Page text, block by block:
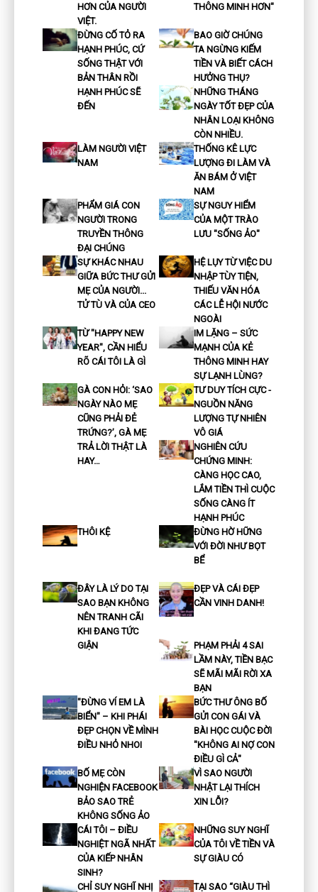
HƠN CỦA NGƯỜI
VIỆT.
THÔNG MINH HƠN"
ĐỪNG CỐ TỎ RA
HẠNH PHÚC, CỨ
SỐNG THẬT VỚI
BẢN THÂN RỒI
HẠNH PHÚC SẼ
ĐẾN
BAO GIỜ CHÚNG
TA NGỪNG KIẾM
TIỀN VÀ BIẾT CÁCH
HƯỞNG THỤ?
NHỮNG THÁNG
NGÀY TỐT ĐẸP CỦA
NHÂN LOẠI KHÔNG
CÒN NHIỀU.
LÀM NGƯỜI VIỆT
NAM
THỐNG KÊ LỰC
LƯỢNG ĐI LÀM VÀ
ĂN BÁM Ở VIỆT
NAM
PHẨM GIÁ CON
NGƯỜI TRONG
TRUYỀN THÔNG
ĐẠI CHÚNG
SỰ NGUY HIỂM
CỦA MỘT TRÀO
LƯU "SỐNG ẢO"
SỰ KHÁC NHAU
GIỮA BỨC THƯ GỬI
MẸ CỦA NGƯỜI...
TỬ TÙ VÀ CỦA CEO
HỆ LỤY TỪ VIỆC DU
NHẬP TÙY TIỆN,
THIẾU VĂN HÓA
CÁC LỄ HỘI NƯỚC
NGOÀI
TỪ "HAPPY NEW
YEAR", CẦN HIỂU
RÕ CÁI TÔI LÀ GÌ
IM LẶNG – SỨC
MẠNH CỦA KẺ
THÔNG MINH HAY
SỰ LẠNH LÙNG?
GÀ CON HỎI: ‘SAO
NGÀY NÀO MẸ
CŨNG PHẢI ĐẺ
TRỨNG?’, GÀ MẸ
TRẢ LỜI THẬT LÀ
HAY…
TƯ DUY TÍCH CỰC -
NGUỒN NĂNG
LƯỢNG TỰ NHIÊN
VÔ GIÁ
NGHIÊN CỨU
CHỨNG MINH:
CÀNG HỌC CAO,
LẮM TIỀN THÌ CUỘC
SỐNG CÀNG ÍT
HẠNH PHÚC
THÔI KỆ
ĐỪNG HỜ HỮNG
VỚI ĐỜI NHƯ BỌT
BỂ
ĐÂY LÀ LÝ DO TẠI
SAO BẠN KHÔNG
NÊN TRANH CÃI
KHI ĐANG TỨC
GIẬN
ĐẸP VÀ CÁI ĐẸP
CẦN VINH DANH!
PHẠM PHẢI 4 SAI
LẦM NÀY, TIỀN BẠC
SẼ MÃI MÃI RỜI XA
BẠN
"ĐỪNG VÍ EM LÀ
BIỂN" – KHI PHÁI
ĐẸP CHỌN VỀ MÌNH
ĐIỀU NHỎ NHOI
BỨC THƯ ÔNG BỐ
GỬI CON GÁI VÀ
BÀI HỌC CUỘC ĐỜI
"KHÔNG AI NỢ CON
ĐIỀU GÌ CẢ"
BỐ MẸ CÒN
NGHIỆN FACEBOOK
BẢO SAO TRẺ
KHÔNG SỐNG ẢO
VÌ SAO NGƯỜI
NHẬT LẠI THÍCH
XIN LỖI?
CÁI TÔI – ĐIỀU
NGHIỆT NGÃ NHẤT
CỦA KIẾP NHÂN
SINH?
NHỮNG SUY NGHĨ
CỦA TÔI VỀ TIỀN VÀ
SỰ GIÀU CÓ
CHỈ SUY NGHĨ NHỊ TẠI SAO “GIÀU THÌ